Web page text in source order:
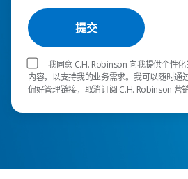
我同意 C.H. Robinson 向我提供个性
内容，以支持我的业务需求。我可以随时通
偏好管理链接，取消订阅 C.H. Robinson 营